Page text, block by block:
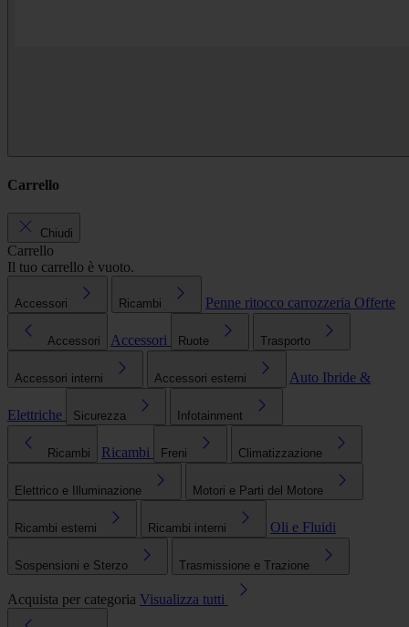
Carrello
Chiudi
Carrello
Il tuo carrello è vuoto.
Accessori Ricambi Penne ritocco carrozzeria Offerte
Accessori Accessori Ruote Trasporto
Accessori interni Accessori esterni Auto Ibride &
Elettriche Sicurezza Infotainment
Ricambi Ricambi Freni Climatizzazione
Elettrico e Illuminazione Motori e Parti del Motore
Ricambi esterni Ricambi interni Oli e Fluidi
Sospensioni e Sterzo Trasmissione e Trazione
Acquista per categoria Visualizza tutti